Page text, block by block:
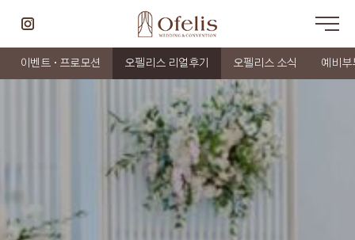
이벤트 · 프로모션 오펠리스 리얼후기 오펠리스 소식 예비부